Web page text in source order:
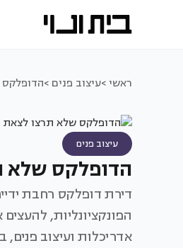
ראשי >עיצוב פנים >הדופלקס
עיצוב פנים
הדופלקס שלא
דירת דופלקס רחבת
הפונקציונליות,
אדריכלות ועיצוב